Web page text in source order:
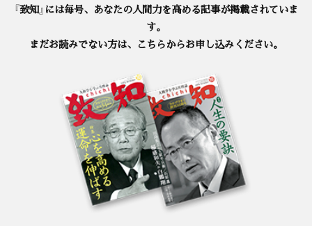
『致知』には毎号、あなたの人間力を高める記事が掲載されていま
す。
まだお読みでない方は、こちらからお申し込みください。